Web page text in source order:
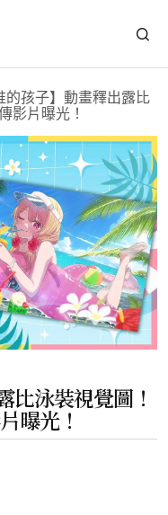
的孩子】動畫釋出露比
影片曝光！
比泳裝視覺圖！
曝光！